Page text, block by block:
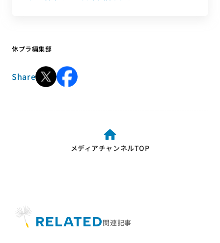
休プラ編集部
Share
メディアチャンネルTOP
RELATED関連記事